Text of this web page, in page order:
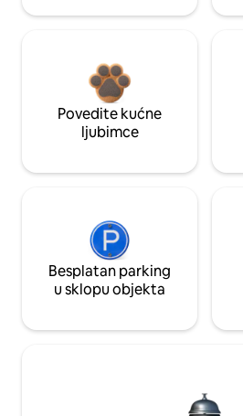
Povedite kućne
ljubimce
Besplatan parking
u sklopu objekta